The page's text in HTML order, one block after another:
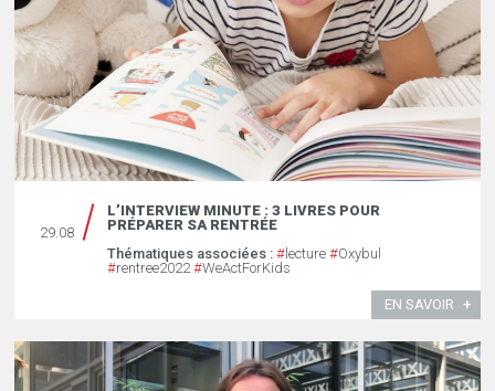
29.08
L’INTERVIEW MINUTE : 3 LIVRES POUR
PRÉPARER SA RENTRÉE
Thématiques associées : # lecture #Oxybul
#rentree2022#WeActForKids
EN SAVOIR